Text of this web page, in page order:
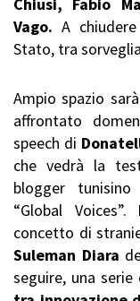
Chiusi, Fabio
Vago. A chiudere
Stato, tra
Ampio spazio
affrontato
speech di
che vedrà la
blogger
“Global Voices”.
concetto di
Suleman Diara
seguire, una